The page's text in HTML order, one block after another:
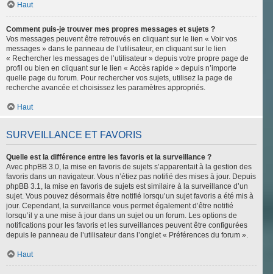
Haut
Comment puis-je trouver mes propres messages et sujets ?
Vos messages peuvent être retrouvés en cliquant sur le lien « Voir vos
messages » dans le panneau de l’utilisateur, en cliquant sur le lien
« Rechercher les messages de l’utilisateur » depuis votre propre page de
profil ou bien en cliquant sur le lien « Accès rapide » depuis n’importe
quelle page du forum. Pour rechercher vos sujets, utilisez la page de
recherche avancée et choisissez les paramètres appropriés.
Haut
SURVEILLANCE ET FAVORIS
Quelle est la différence entre les favoris et la surveillance ?
Avec phpBB 3.0, la mise en favoris de sujets s’apparentait à la gestion des
favoris dans un navigateur. Vous n’étiez pas notifié des mises à jour. Depuis
phpBB 3.1, la mise en favoris de sujets est similaire à la surveillance d’un
sujet. Vous pouvez désormais être notifié lorsqu’un sujet favoris a été mis à
jour. Cependant, la surveillance vous permet également d’être notifié
lorsqu’il y a une mise à jour dans un sujet ou un forum. Les options de
notifications pour les favoris et les surveillances peuvent être configurées
depuis le panneau de l’utilisateur dans l’onglet « Préférences du forum ».
Haut